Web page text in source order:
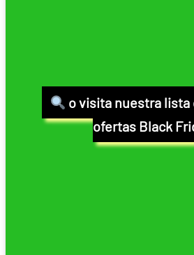
o visita nuestra lista
ofertas Black